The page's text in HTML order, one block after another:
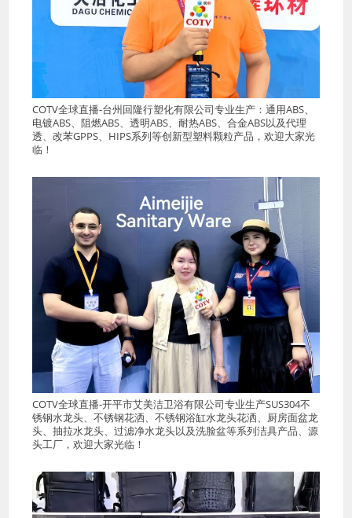
COTV全球直播-台州回隆行塑化有限公司专业生产：通用ABS、
电镀ABS、阻燃ABS、透明ABS、耐热ABS、合金ABS以及代理
透、改苯GPPS、HIPS系列等创新型塑料颗粒产品，欢迎大家光
临！
COTV全球直播-开平市艾美洁卫浴有限公司专业生产SUS304不
锈钢水龙头、不锈钢花洒、不锈钢浴缸水龙头花洒、厨房面盆龙
头、抽拉水龙头、过滤净水龙头以及洗脸盆等系列洁具产品、源
头工厂，欢迎大家光临！